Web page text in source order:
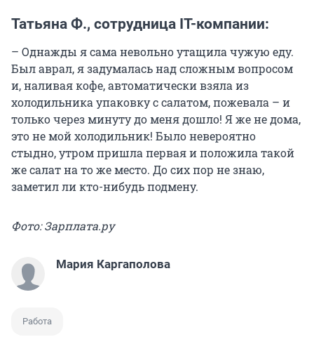
Татьяна Ф., сотрудница IT-компании:
– Однажды я сама невольно утащила чужую еду.
Был аврал, я задумалась над сложным вопросом
и, наливая кофе, автоматически взяла из
холодильника упаковку с салатом, пожевала – и
только через минуту до меня дошло! Я же не дома,
это не мой холодильник! Было невероятно
стыдно, утром пришла первая и положила такой
же салат на то же место. До сих пор не знаю,
заметил ли кто-нибудь подмену.
Фото: Зарплата.ру
Мария Каргаполова
Работа